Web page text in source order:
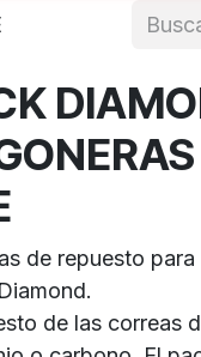
de repuesto
de las correas